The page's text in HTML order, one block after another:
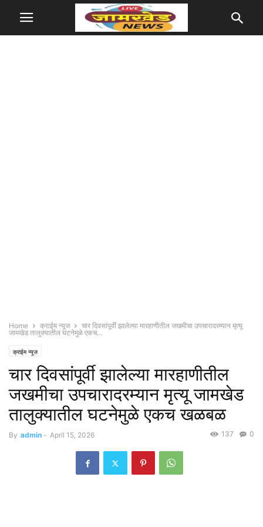
Home क्राईम न्यूज
चार दिवसांपूर्वी झालेल्या मारहाणीतील जखमीचा उपचारादरम्यान मृत्यू
जामखेड तालुक्यातील घटनेमुळे एकच...
क्राईम न्यूज
चार दिवसांपूर्वी झालेल्या मारहाणीतील
जखमीचा उपचारादरम्यान मृत्यू जामखेड
तालुक्यातील घटनेमुळे एकच खळबळ
By admin - April 15, 2026 0
137